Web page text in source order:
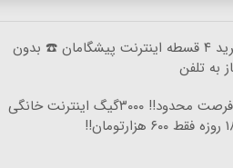
خرید ۴ قسطه اینترنت پیشگامان ☎️ بدون
به تلفن
⏳فرصت محدود!! ۳۰۰۰گیگ اینترنت خانگی